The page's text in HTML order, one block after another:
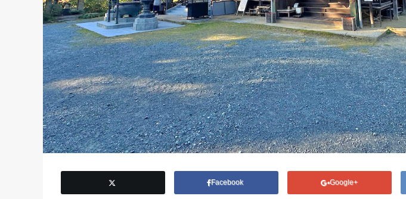
Facebook Google+